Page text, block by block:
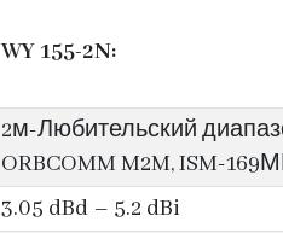
WY 155-2N:
2м-Любительский
ORBCOMM M2M, ISM-
3.05 dBd – 5.2 dBi